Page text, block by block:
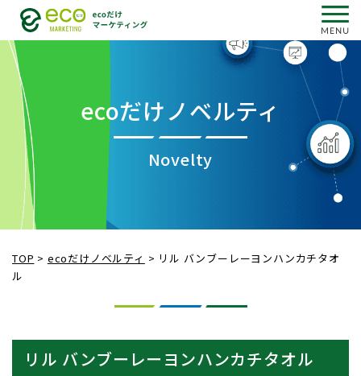
ecoだけノベルティ
Novelty
TOP > ecoだけノベルティ > リル バンブーレーヨンハンカチタオ
ル
リル バンブーレーヨンハンカチタオル